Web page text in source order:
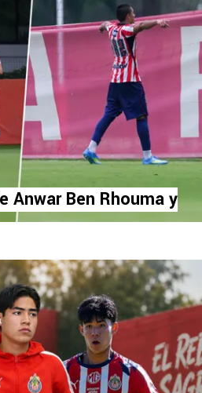
Anwar Ben Rhouma y